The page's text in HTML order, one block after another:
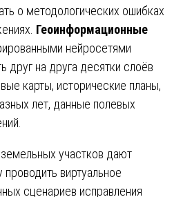
о методологических ошибках
Геоинформационные
нейросетями
друг на друга десятки слоёв
карты, исторические планы,
лет, данные полевых
земельных участков дают
виртуальное
сценариев исправления